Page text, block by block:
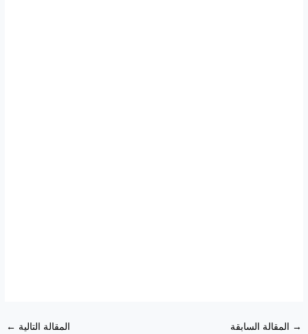
→ المقالة السابقة المقالة التالية ←